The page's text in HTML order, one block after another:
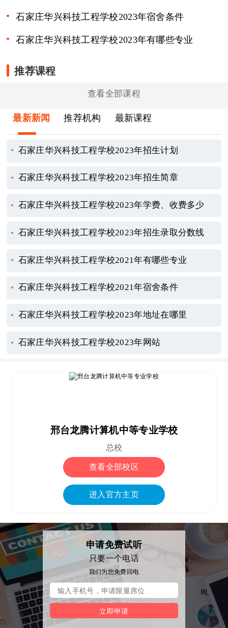
石家庄华兴科技工程学校2023年宿舍条件
石家庄华兴科技工程学校2023年有哪些专业
推荐课程
查看全部课程
最新新闻 推荐机构 最新课程
石家庄华兴科技工程学校2023年招生计划
石家庄华兴科技工程学校2023年招生简章
石家庄华兴科技工程学校2023年学费、收费多少
石家庄华兴科技工程学校2023年招生录取分数线
石家庄华兴科技工程学校2021年有哪些专业
石家庄华兴科技工程学校2021年宿舍条件
石家庄华兴科技工程学校2023年地址在哪里
石家庄华兴科技工程学校2023年网站
邢台龙腾计算机中等专业学校
总校
查看全部校区
进入官方主页
申请免费试听
只要一个电话
我们为您免费回电
立即申请